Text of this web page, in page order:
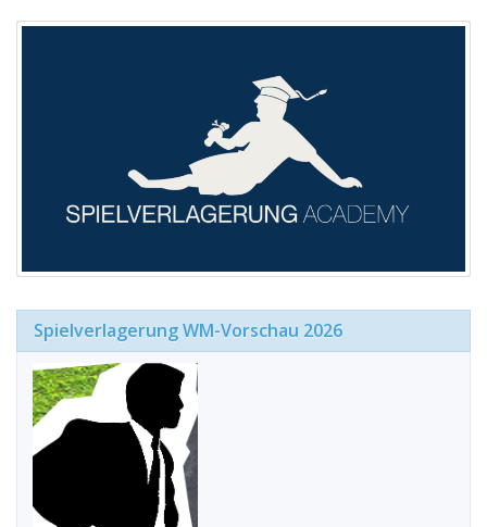
Spielverlagerung WM-Vorschau 2026